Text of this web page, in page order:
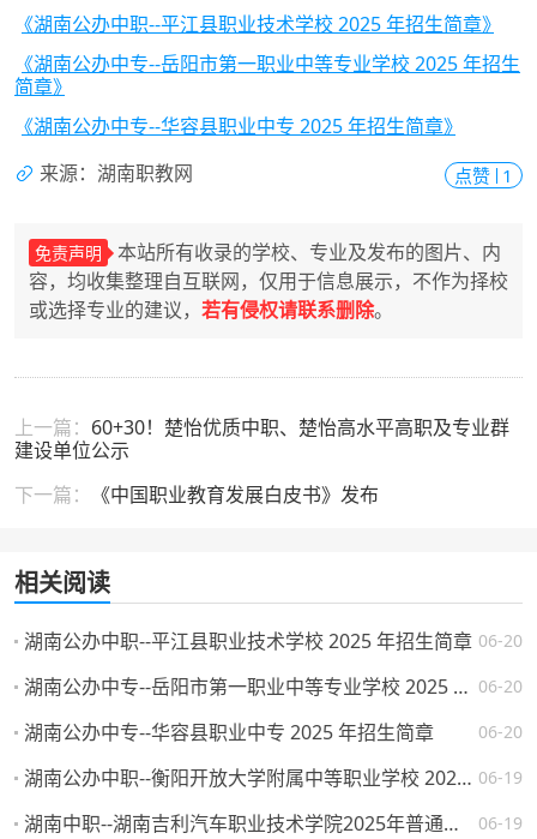
《湖南公办中职--平江县职业技术学校 2025 年招生简章》
《湖南公办中专--岳阳市第一职业中等专业学校 2025 年招生
简章》
《湖南公办中专--华容县职业中专 2025 年招生简章》
来源：湖南职教网
点赞 1
免责声明
本站所有收录的学校、专业及发布的图片、内
容，均收集整理自互联网，仅用于信息展示，不作为择校
或选择专业的建议， 若有侵权请联系删除。
上一篇： 60+30！楚怡优质中职、楚怡高水平高职及专业群
建设单位公示
下一篇：
《中国职业教育发展白皮书》发布
相关阅读
06-20
湖南公办中职--平江县职业技术学校 2025 年招生简章
06-20
湖南公办中专--岳阳市第一职业中等专业学校 2025 年招生简章
06-20
湖南公办中专--华容县职业中专 2025 年招生简章
06-19
湖南公办中职--衡阳开放大学附属中等职业学校 2025 年招生简章
06-19
湖南中职--湖南吉利汽车职业技术学院2025年普通高校招生章程